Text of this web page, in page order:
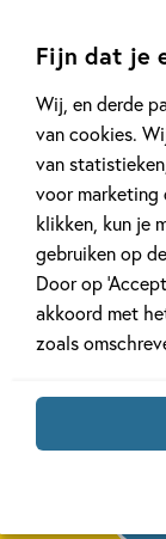
Fijn dat je
Wij, en derde
van cookies.
van
voor marketing
klikken, kun je
gebruiken op
Door op
akkoord met
zoals
11 JANUARI 2026
Ons
‘Marvel
Kinderpanel